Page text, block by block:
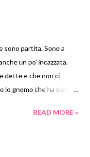
è rimasto per tutto
sono partita. Sono a
un po' incazzata.
dette e che non ci
lo gnomo che ha solo 22
il diritto a vedere il
READ MORE »